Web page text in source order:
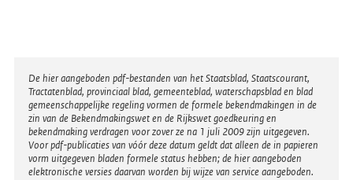
Disclaimer
De hier aangeboden pdf-bestanden van het Staatsblad, Staatscourant,
Tractatenblad, provinciaal blad, gemeenteblad, waterschapsblad en blad
gemeenschappelijke regeling vormen de formele bekendmakingen in de
zin van de Bekendmakingswet en de Rijkswet goedkeuring en
bekendmaking verdragen voor zover ze na 1 juli 2009 zijn uitgegeven.
Voor pdf-publicaties van vóór deze datum geldt dat alleen de in papieren
vorm uitgegeven bladen formele status hebben; de hier aangeboden
elektronische versies daarvan worden bij wijze van service aangeboden.